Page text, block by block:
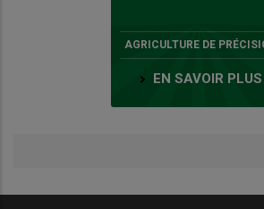
AGRICULTURE DE
EN SAVOIR PLUS